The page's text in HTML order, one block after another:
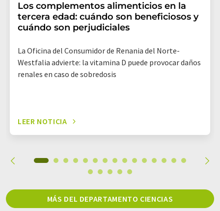
Los complementos alimenticios en la
tercera edad: cuándo son beneficiosos y
cuándo son perjudiciales
La Oficina del Consumidor de Renania del Norte-
Westfalia advierte: la vitamina D puede provocar daños
renales en caso de sobredosis
LEER NOTICIA
MÁS DEL DEPARTAMENTO CIENCIAS